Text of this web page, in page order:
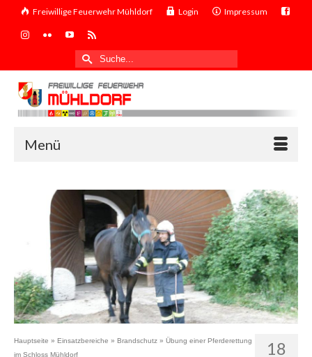
Freiwillige Feuerwehr Mühldorf Login Impressum
Suche
nach:
Menü
18
Hauptseite » Einsatzbereiche » Brandschutz » Übung einer Pferderettung
im Schloss Mühldorf